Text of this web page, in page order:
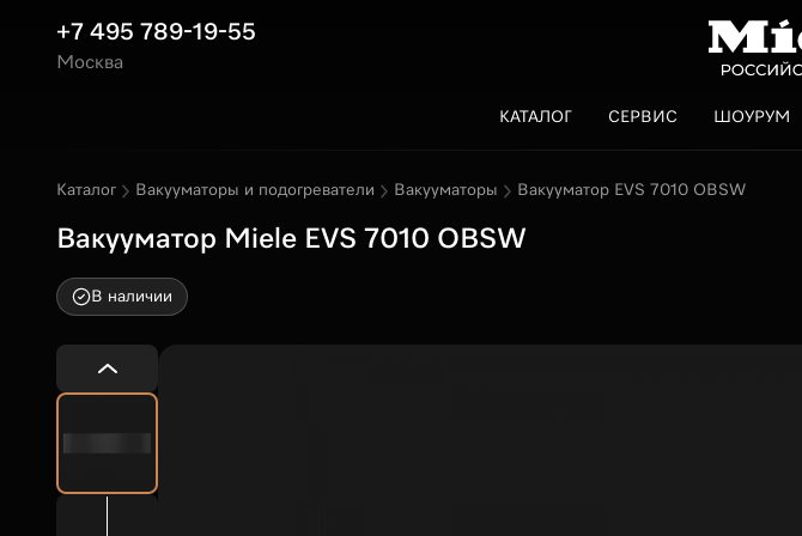
+7 495 789-19-55
Москва
КАТАЛОГ СЕРВИС ШОУРУМ
Каталог Вакууматоры и подогреватели Вакууматоры Вакууматор EVS 7010 OBSW
Вакууматор Miele EVS 7010 OBSW
В наличии